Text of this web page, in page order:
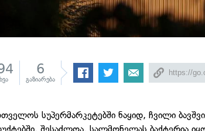
6
გაზიარება
სუპერმარკეტებში ნაყიდ, ჩვილი